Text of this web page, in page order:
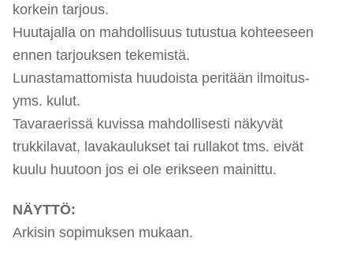
korkein tarjous.
Huutajalla on mahdollisuus tutustua kohteeseen
ennen tarjouksen tekemistä.
Lunastamattomista huudoista peritään ilmoitus-
yms. kulut.
Tavaraerissä kuvissa mahdollisesti näkyvät
trukkilavat, lavakaulukset tai rullakot tms. eivät
kuulu huutoon jos ei ole erikseen mainittu.
NÄYTTÖ:
Arkisin sopimuksen mukaan.